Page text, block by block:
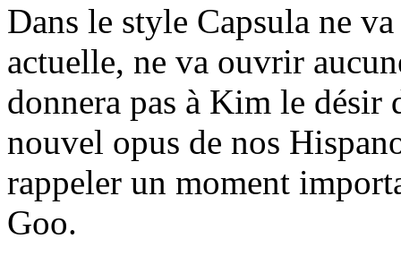
Dans le style Capsula ne
actuelle, ne va ouvrir
donnera pas à Kim le désir
nouvel opus de nos
rappeler un moment
Goo.